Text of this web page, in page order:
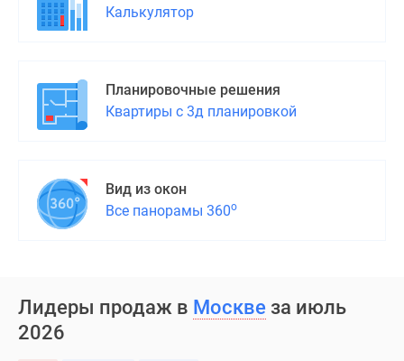
Калькулятор
Планировочные решения
Квартиры с 3д планировкой
Вид из окон
Все панорамы 360о
Лидеры продаж в Москве за июль
2026